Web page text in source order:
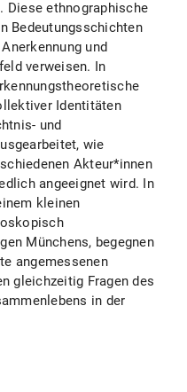
Diese ethnographische
Bedeutungsschichten
und
verweisen. In
Identitäten
und
wie
Akteur*innen
angeeignet wird. In
kleinen
Münchens, begegnen
angemessenen
gleichzeitig Fragen des
in der